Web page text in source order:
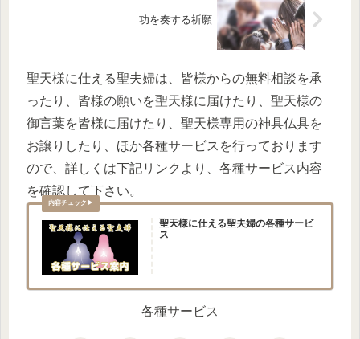
功を奏する祈願
聖天様に仕える聖夫婦は、皆様からの無料相談を承
ったり、皆様の願いを聖天様に届けたり、聖天様の
御言葉を皆様に届けたり、聖天様専用の神具仏具を
お譲りしたり、ほか各種サービスを行っております
ので、詳しくは下記リンクより、各種サービス内容
を確認して下さい。
聖天様に仕える聖夫婦の各種サービ
ス
各種サービス